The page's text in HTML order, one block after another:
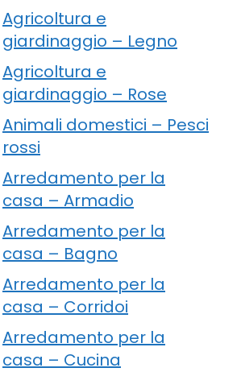
Agricoltura e
giardinaggio – Legno
Agricoltura e
giardinaggio – Rose
Animali domestici – Pesci
rossi
Arredamento per la
casa – Armadio
Arredamento per la
casa – Bagno
Arredamento per la
casa – Corridoi
Arredamento per la
casa – Cucina